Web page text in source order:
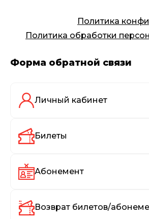
Политика
Политика обработки
Форма обратной связи
Личный кабинет
Билеты
Абонемент
Возврат билетов/